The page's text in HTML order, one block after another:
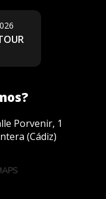
Porvenir, 1
(Cádiz)